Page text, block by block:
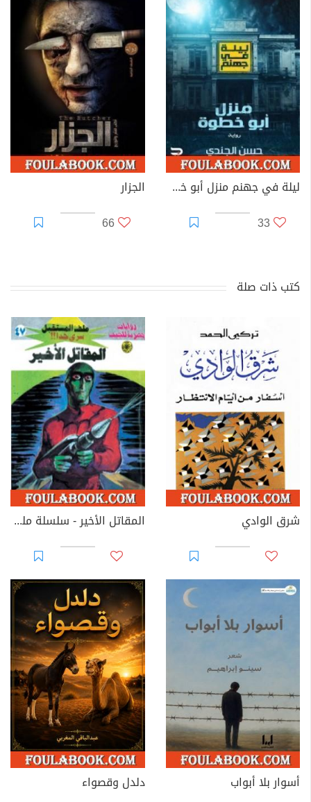
ليلة في جهنم منزل أبو خطوة
33
الجزار
66
كتب ذات صلة
شرق الوادي المقاتل الأخير - سلسلة ملف المستقبل
أسوار بلا أبواب دلدل وقصواء